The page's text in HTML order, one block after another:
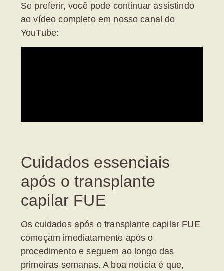
Se preferir, você pode continuar assistindo
ao vídeo completo em nosso canal do
YouTube:
Cuidados essenciais
após o transplante
capilar FUE
Oscuidados após o transplante capilar FUE
começam imediatamente após o
procedimento e seguem ao longo das
primeiras semanas. A boa notícia é que,